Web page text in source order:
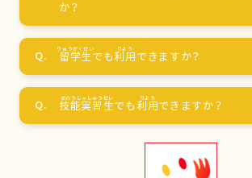
か？
留学生でも利用 できますか？
技能実習生でも利用できますか？